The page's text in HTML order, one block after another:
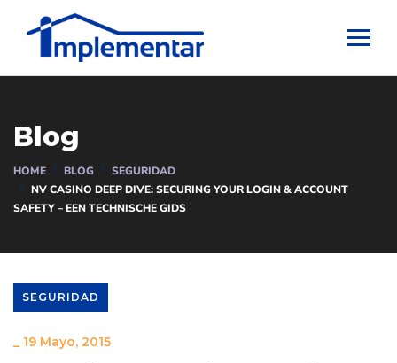
Blog
HOME BLOG
SEGURIDAD
NV CASINO DEEP DIVE: SECURING YOUR LOGIN & ACCOUNT
SAFETY – EEN TECHNISCHE GIDS
SEGURIDAD
_ 19 Mayo, 2015